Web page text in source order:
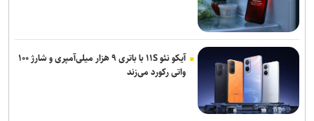
آیکو نئو ۱۱S با باتری ۹ هزار میلی‌آمپری و شارژ ۱۰۰
واتی رکورد می‌زند